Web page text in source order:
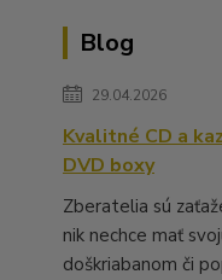
Blog
29.04.2026
Kvalitné CD a
DVD boxy
Zberatelia sú
nik nechce mať
doškriabanom či